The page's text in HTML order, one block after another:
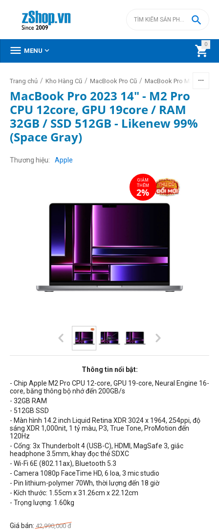
0


 MENU 
Trang chủ / Kho Hàng Cũ / MacBook Pro Cũ / MacBook Pro M2 cũ
MacBook Pro 2023 14" - M2 Pro
CPU 12core, GPU 19core / RAM
32GB / SSD 512GB - Likenew 99%
(Space Gray)
Thương hiệu Apple
Thông tin nổi bật:
- Chip Apple M2 Pro CPU 12-core, GPU 19-core, Neural Engine 16-
core, băng thông bộ nhớ đến 200GB/s
- 32GB RAM
- 512GB SSD
- Màn hình 14.2 inch Liquid Retina XDR 3024 x 1964, 254ppi, độ
sáng XDR 1,000nit, 1 tỷ màu, P3, True Tone, ProMotion đến
120Hz
- Cổng: 3x Thunderbolt 4 (USB-C), HDMI, MagSafe 3, giắc
headphone 3.5mm, khay đọc thẻ SDXC
- Wi-Fi 6E (802.11ax), Bluetooth 5.3
- Camera 1080p FaceTime HD, 6 loa, 3 mic studio
- Pin lithium-polymer 70Wh, thời lượng đến 18 giờ
- Kích thước: 1.55cm x 31.26cm x 22.12cm
- Trọng lượng: 1.60kg
Giá bán: 42,990,000 đ